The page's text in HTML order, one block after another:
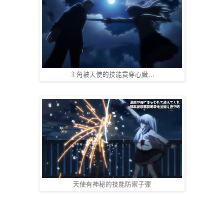
主角被天使的技能貫穿心臟…
天使有神秘的技能防禦子彈